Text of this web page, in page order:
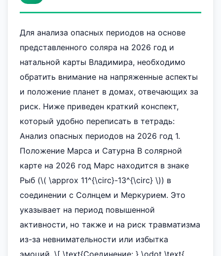
Для анализа опасных периодов на основе
представленного соляра на 2026 год и
натальной карты Владимира, необходимо
обратить внимание на напряженные аспекты
и положение планет в домах, отвечающих за
риск. Ниже приведен краткий конспект,
который удобно переписать в тетрадь:
Анализ опасных периодов на 2026 год 1.
Положение Марса и Сатурна В солярной
карте на 2026 год Марс находится в знаке
Рыб (\( \approx 11^{\circ}-13^{\circ} \)) в
соединении с Солнцем и Меркурием. Это
указывает на период повышенной
активности, но также и на риск травматизма
из-за невнимательности или избытка
эмоций. \[ \text{Соединение: } \odot \text{